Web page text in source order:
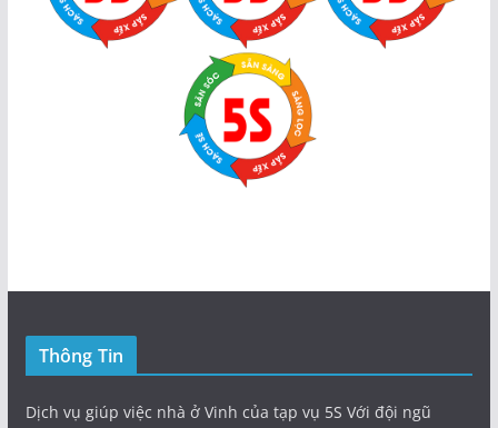
Thông Tin
Dịch vụ giúp việc nhà ở Vinh của tạp vụ 5S Với đội ngũ